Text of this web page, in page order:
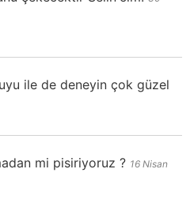
ile de deneyin çok güzel
mi pisiriyoruz ? 16 Nisan